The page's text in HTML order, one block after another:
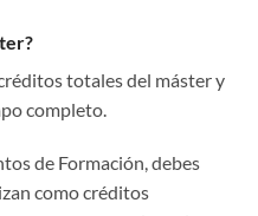
totales del máster y
completo.
de Formación, debes
como créditos